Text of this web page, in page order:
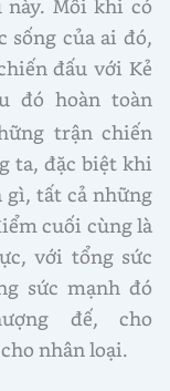
này. Mỗi khi có
sống của ai đó,
đấu với Kẻ
đó hoàn toàn
trận chiến
ta, đặc biệt khi
gì, tất cả những
cuối cùng là
với tổng sức
sức mạnh đó
đế, cho
nhân loại.